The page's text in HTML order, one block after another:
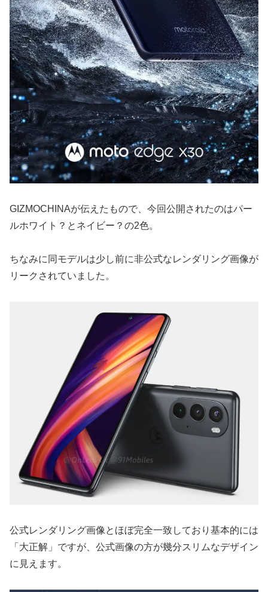
GIZMOCHINAが伝えたもので、今回公開されたのはパー
ルホワイト？とネイビー？の2色。
ちなみに同モデルは少し前に非公式なレンダリング画像が
リークされていました。
公式レンダリング画像とほぼ完全一致しており基本的には
「大正解」ですが、公式画像の方が幾分スリムなデザイン
に見えます。